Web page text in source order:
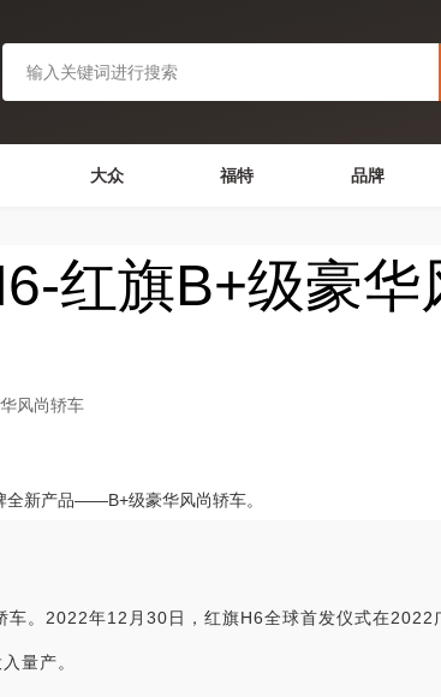
大众 福特 品牌
红旗B+级豪华
风尚轿车
全新产品——B+级豪华风尚轿车。
。2022年12月30日，红旗H6全球首发仪式在2022
量产。